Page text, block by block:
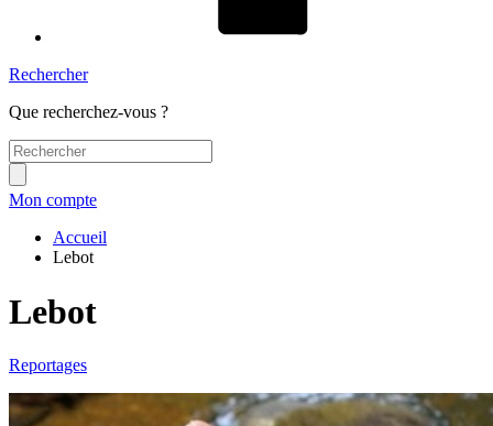
Rechercher
Que recherchez-vous ?
Mon compte
Accueil
Lebot
Lebot
Reportages